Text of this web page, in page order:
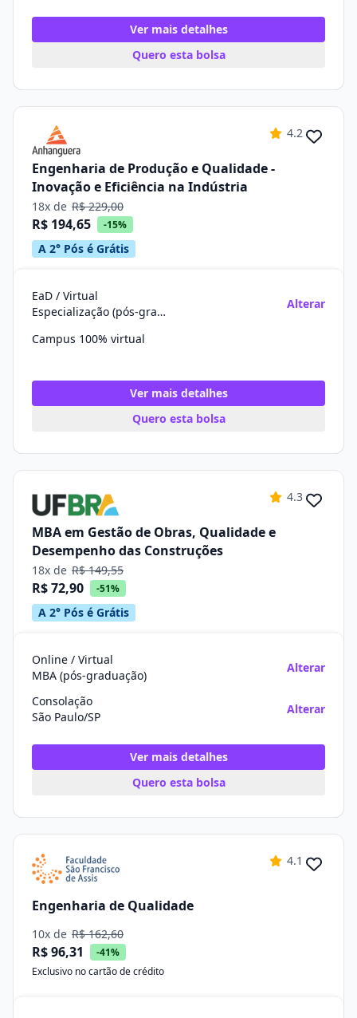
Ver mais detalhes
Quero esta bolsa
4.2
Engenharia de Produção e Qualidade -
Inovação e Eficiência na Indústria
18x de R$ 229,00
R$ 194,65 -15%
A 2° Pós é Grátis
EaD / Virtual
Especialização (pós-graduação)
Alterar
Campus 100% virtual
Ver mais detalhes
Quero esta bolsa
4.3
MBA em Gestão de Obras, Qualidade e
Desempenho das Construções
18x de R$ 149,55
R$ 72,90 -51%
A 2° Pós é Grátis
Online / Virtual
MBA (pós-graduação)
Alterar
Consolação
São Paulo/SP
Alterar
Ver mais detalhes
Quero esta bolsa
4.1
Engenharia de Qualidade
10x de R$ 162,60
R$ 96,31
-41%
Exclusivo no cartão de crédito